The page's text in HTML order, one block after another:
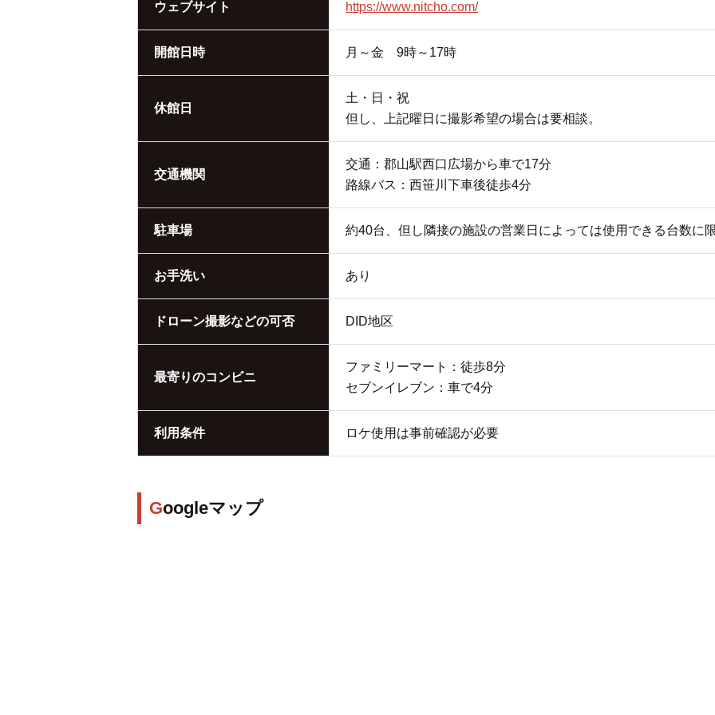
ウェブサイト https://www.nitcho.com/
開館日時 月～金 9時～17時
休館日
土・日・祝
但し、上記曜日に撮影希望の場合は要相談。
交通機関
交通：郡山駅西口広場から車で17分
路線バス：西笹川下車後徒歩4分
駐車場 約40台、但し隣接の施設の営業日によっては使用できる台数に
お手洗い あり
ドローン撮影などの可否 DID地区
最寄りのコンビニ
ファミリーマート：徒歩8分
セブンイレブン：車で4分
利用条件 ロケ使用は事前確認が必要
Googleマップ